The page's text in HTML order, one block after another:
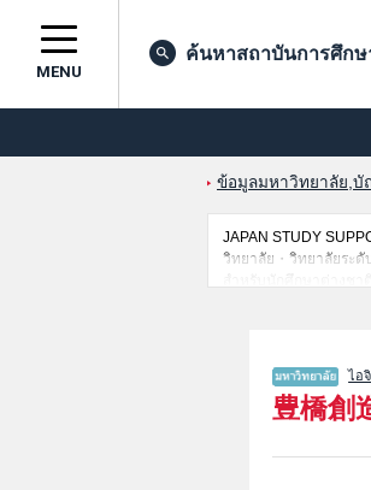
MENU
ค้นหาสถาบันการศึกษ
ข้อมูลมหาวิทยาลัย,บั
JAPAN STUDY
วิทยาลัย・วิทยาลัยระ
สำหรับนักศึกษาต่างช
ไอจิ
豊橋創